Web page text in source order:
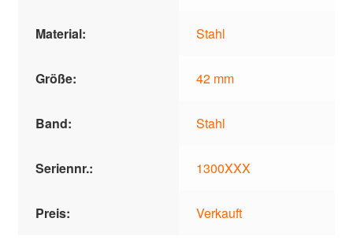
Material: Stahl
Größe: 42 mm
Band: Stahl
Seriennr.: 1300XXX
Preis: Verkauft